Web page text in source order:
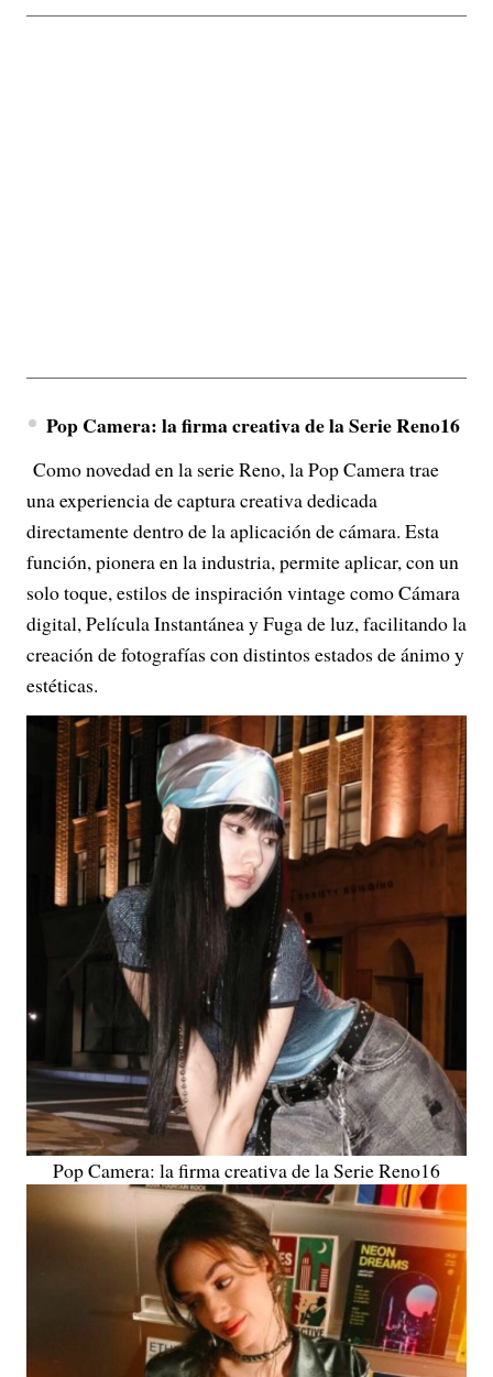
Pop Camera: la firma creativa de la Serie Reno16
Como novedad en la serie Reno, la Pop Camera trae
una experiencia de captura creativa dedicada
directamente dentro de la aplicación de cámara. Esta
función, pionera en la industria, permite aplicar, con un
solo toque, estilos de inspiración vintage como Cámara
digital, Película Instantánea y Fuga de luz, facilitando la
creación de fotografías con distintos estados de ánimo y
estéticas.
Pop Camera: la firma creativa de la Serie Reno16